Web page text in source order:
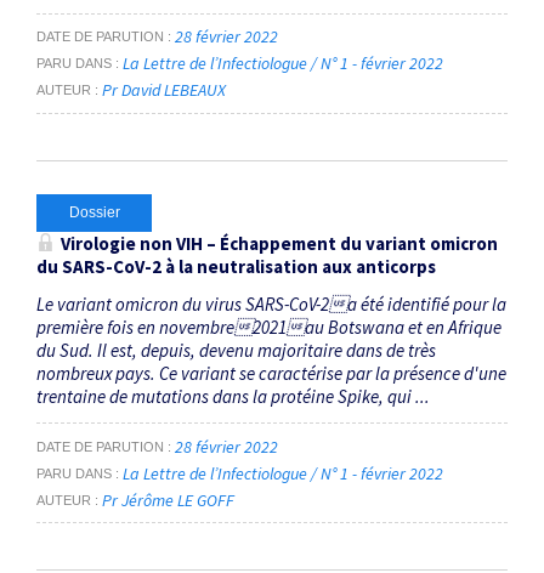
DATE DE PARUTION 28 février 2022
PARU DANS La Lettre de l’Infectiologue / N° 1 - février 2022
AUTEUR Pr David LEBEAUX
Dossier
Virologie non VIH – Échappement du variant omicron
du SARS-CoV-2 à la neutralisation aux anticorps
Le variant omicron du virus SARS-CoV-2a été identifié pour la
première fois en novembre2021au Botswana et en Afrique
du Sud. Il est, depuis, devenu majoritaire dans de très
nombreux pays. Ce variant se caractérise par la présence d'une
trentaine de mutations dans la protéine Spike, qui ...
DATE DE PARUTION 28 février 2022
PARU DANS La Lettre de l’Infectiologue / N° 1 - février 2022
AUTEUR Pr Jérôme LE GOFF